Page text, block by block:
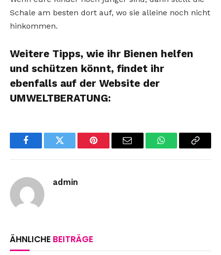
Schale am besten dort auf, wo sie alleine noch nicht
hinkommen.
Weitere Tipps, wie ihr Bienen helfen
und schützen könnt, findet ihr
ebenfalls auf der Website der
UMWELTBERATUNG:
FacebookTwitter Pinterest Email WhatsAppCopy
admin
ÄHNLICHE BEITRÄGE